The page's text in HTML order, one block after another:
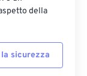
della
sicurezza